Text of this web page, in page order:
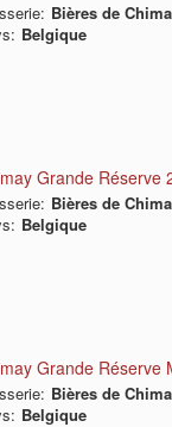
Bières de
Belgique
Grande Réserve
Bières de
Belgique
Grande Réserve
Bières de
Belgique